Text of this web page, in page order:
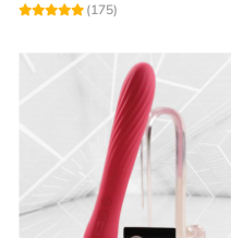
(175)